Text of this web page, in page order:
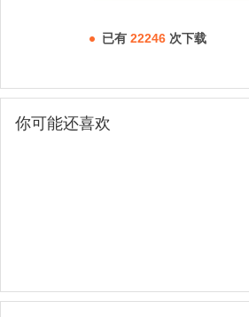
已有 22246 次下载
你可能还喜欢